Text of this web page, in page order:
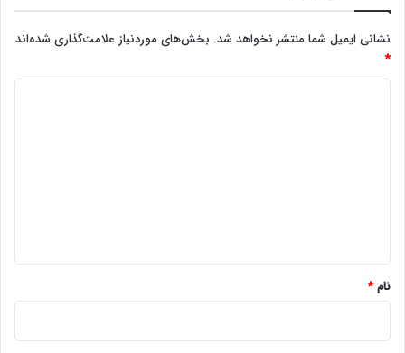
نشانی ایمیل شما منتشر نخواهد شد. بخش‌های موردنیاز علامت‌گذاری شده‌اند
*
نام*